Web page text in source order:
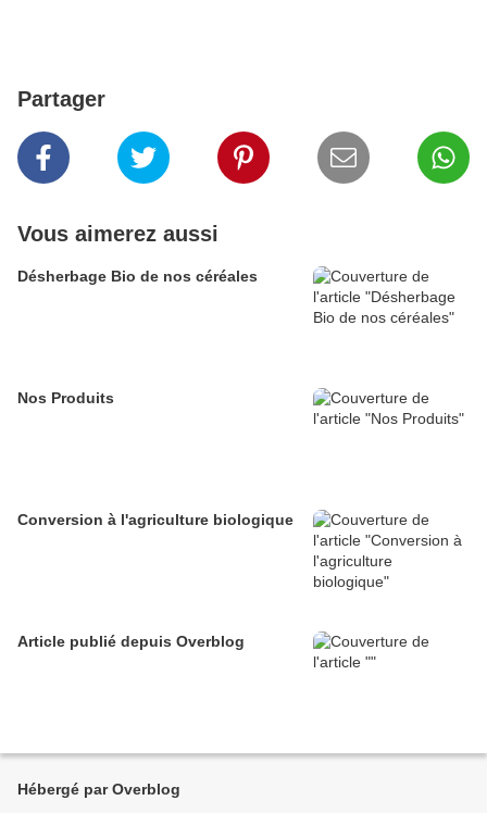
Partager
Vous aimerez aussi
Désherbage Bio de nos céréales
Nos Produits
Conversion à l'agriculture biologique
Article publié depuis Overblog
Hébergé par Overblog